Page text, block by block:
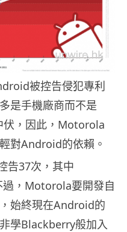
被控告侵犯專利
是手機廠商而不是
伏，因此，Motorola
對Android的依賴。
告37次，其中
，Motorola要開發自
始終現在Android的
學Blackberry般加入